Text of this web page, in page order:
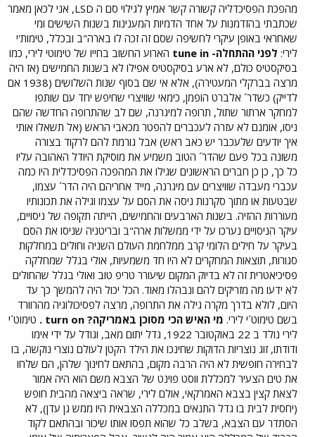
מהפכת הפסיכדליה קשורה קשר אמיץ לגילוי סם ה LSD, אני לכאן מאמר
שכתבתי בהזדמנות על אחד הדמיות המענינות בשנות השישים ומי
שאחראי באופן עיקרי לחשיפה שסם זה זכה לו בארה"ב ובכלל, טימות'י
לירי: לפני ההתחלה- tune in
הארוע החשוב בחייו של טימוטי לירי, כמו
בסיקסטיס כולם, לא ארע בסיקסטיס אפילו לא בשנות החמישים (אז היה
מרצה בברקלי המעטירה), אלא אי שם בסוף שנות השלושים (1938 אם
לדייק) כשדר´ אלברט הופמן, כימאי שוויצרי שחיפש יחד עם שותפו
למחקר ארתור שתול, תרופה למיגרנה, שם לב שהתרופה החדשה שהם
ניסו, אומנם לא עזרה לעכברים להפטר מכאבי הראש (אל תשאלו אותי
איך יודעים שלעכבר יש כאב ראש) אבל גורמת להם לרקוד בצורה
משונה בכל פעם שהדר´ הטוב משמיע את מוסיקת היודל האהובה עליו
כל כך, כן כן חברים הראשונים שגילו את המהפכה הפסיכדלית היו כמה
עכברי מעבדה שוויצרים עם מיגרנה, מייד אחריהם היה הדר´ עצמו,
שבטעות או מתוך סקרנות ניסה את הסם על עצמו וגילה את תכונותיו
מעוררות ההזיה. בשנות הארבעים והחמישים, הייתה תקופה של ניסויים,
עיקר הניסויים נערכו על ידי ממשלות ארה"ב ובריטניה שניסו את הסם
בעיקר על חילים הלומי קרב ממלחמת העולם השניה וחולים במחלקות
סגורות, תוצאות המחקרים לא היו חד משמעיות, אולי בגלל שמחלקה
פסיכיאטרית זה לא בדיוק המקום שיעורר טריפ טוב ואולי בגלל שהחולים
לא ידעו מה מזריקים להם ונבהלו מאוד. הכל יכול היה להמשך כך עד
היום, לולא בדרך מקרה גילה את התרופה, מרצה לפסיכולוגיה מהרוורד
בשם טימוט´י לירי. מי האיש הכי מסוכן באמריקה? turn on .
טימוט´י
לירי נולד ב 22 באוקטובר 1922, גדל יתום מאב, וגודל על ידי אימו
ודודתו, זוג נוצריות הדוקות שחינכו את הילד הקטן לעולם נוצרי נוקשה, בו
לבחירה חופשית לא היה הרבה מקום, בהתאם לחינוך שלהן, הם שלחו
את טים הצעיר למכללת ווסט פוינט של הצבא משם הוא היה אמור
לצאת קצין בצבא האמרקאי, אולם לירי, שראה ביצאה מהבית חופש
(יחסית לבית בו גדל התנאים במכללה הצבאית היו ממש גן עדן), לא
הסתדר עם הצבא, בשלב כל שהוא תפסו אותו שיכור ובהתאם לקוד